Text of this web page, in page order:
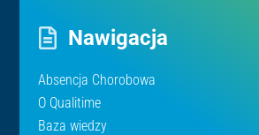
Nawigacja
Absencja Chorobowa
O Qualitime
Baza wiedzy